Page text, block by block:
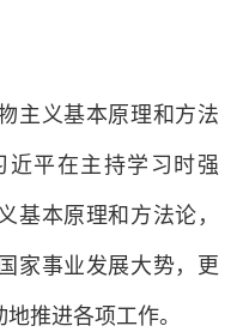
义基本原理和方法
平在主持学习时强
基本原理和方法论，
家事业发展大势，更
推进各项工作。